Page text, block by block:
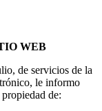
WEB
de servicios de la
le informo
de: